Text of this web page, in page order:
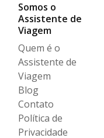
Somos o
Assistente de
Viagem
Quem é o
Assistente de
Viagem
Blog
Contato
Política de
Privacidade